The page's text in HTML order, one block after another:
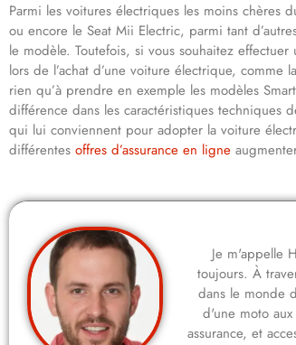
Parmi les voitures électriques les moins chères
ou encore le Seat Mii Electric, parmi tant
le modèle. Toutefois, si vous souhaitez
lors de l’achat d’une voiture électrique,
rien qu’à prendre en exemple les modèles
différence dans les caractéristiques techniques
qui lui conviennent pour adopter la voiture
différentes offres d’assurance en ligne
Je m'appelle
toujours. À
dans le monde
d'une moto
assurance, et